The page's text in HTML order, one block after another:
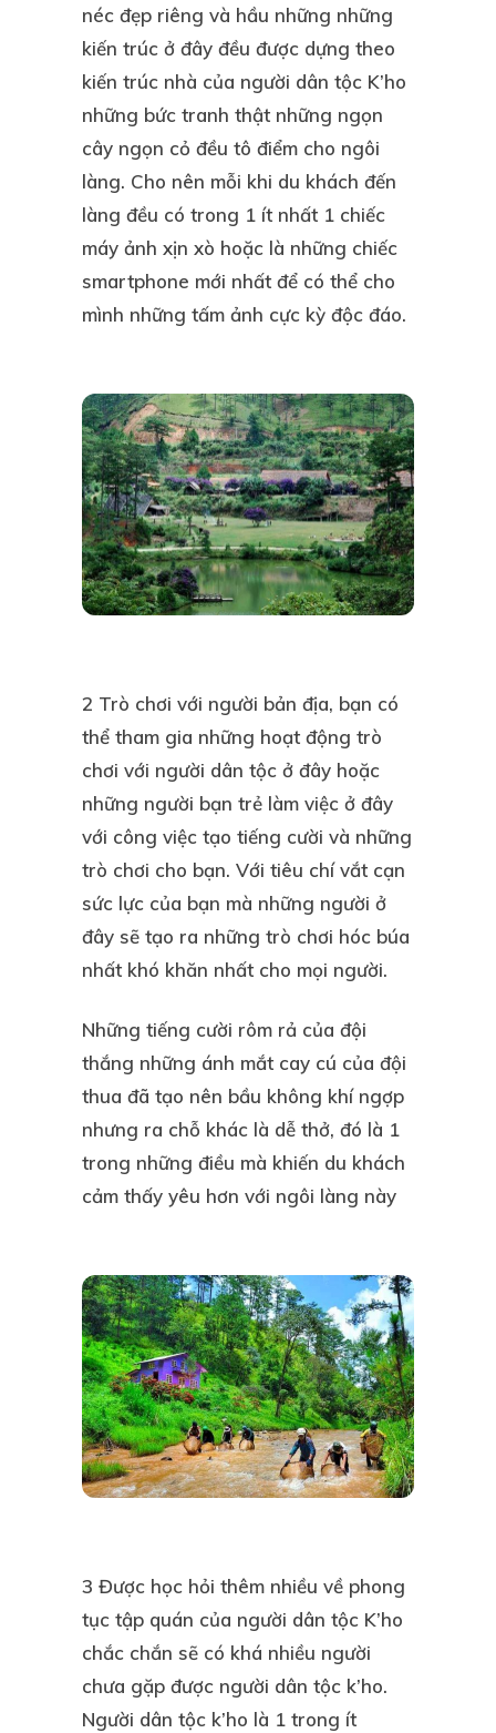
néc đẹp riêng và hầu những những
kiến trúc ở đây đều được dựng theo
kiến trúc nhà của người dân tộc K’ho
những bức tranh thật những ngọn
cây ngọn cỏ đều tô điểm cho ngôi
làng. Cho nên mỗi khi du khách đến
làng đều có trong 1 ít nhất 1 chiếc
máy ảnh xịn xò hoặc là những chiếc
smartphone mới nhất để có thể cho
mình những tấm ảnh cực kỳ độc đáo.
2 Trò chơi với người bản địa, bạn có
thể tham gia những hoạt động trò
chơi với người dân tộc ở đây hoặc
những người bạn trẻ làm việc ở đây
với công việc tạo tiếng cười và những
trò chơi cho bạn. Với tiêu chí vắt cạn
sức lực của bạn mà những người ở
đây sẽ tạo ra những trò chơi hóc búa
nhất khó khăn nhất cho mọi người.
Những tiếng cười rôm rả của đội
thắng những ánh mắt cay cú của đội
thua đã tạo nên bầu không khí ngợp
nhưng ra chỗ khác là dễ thở, đó là 1
trong những điều mà khiến du khách
cảm thấy yêu hơn với ngôi làng này
3 Được học hỏi thêm nhiều về phong
tục tập quán của người dân tộc K’ho
chắc chắn sẽ có khá nhiều người
chưa gặp được người dân tộc k’ho.
Người dân tộc k’ho là 1 trong ít